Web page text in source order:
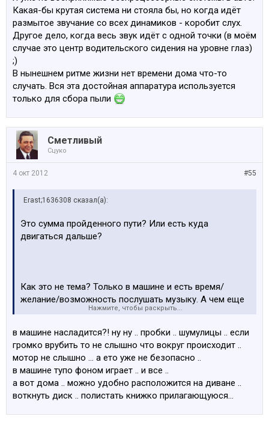
Какая-бы крутая система ни стояла бы, но когда идёт
размытое звучание со всех динамиков - коробит слух.
Другое дело, когда весь звук идёт с одной точки (в моём
случае это центр водительского сидения на уровне глаз)
;)
В нынешнем ритме жизни нет времени дома что-то
случать. Вся эта достойная аппаратура используется
только для сбора пыли
Сметливый
Сцуко
#55
4 окт 2012
Erast;1636308 сказал(а):
Это сумма пройденного пути? Или есть куда
двигаться дальше?
Как это не тема? Только в машине и есть время/
желание/возможность послушать музыку. А чем еще
заниматься в дороге? И когда штатная система мягко
Нажмите, чтобы раскрыть...
в машине насладится?! ну ну .. пробки .. шумулицы .. если
громко врубить то не слышно что вокруг происходит ..
мотор не слышно ... а ето уже не безопасно ..
в машине тупо фоном играет .. и все ..
а вот дома .. можно удобно расположится на диване ..
воткнуть диск .. полистать книжко прилагающуюся...